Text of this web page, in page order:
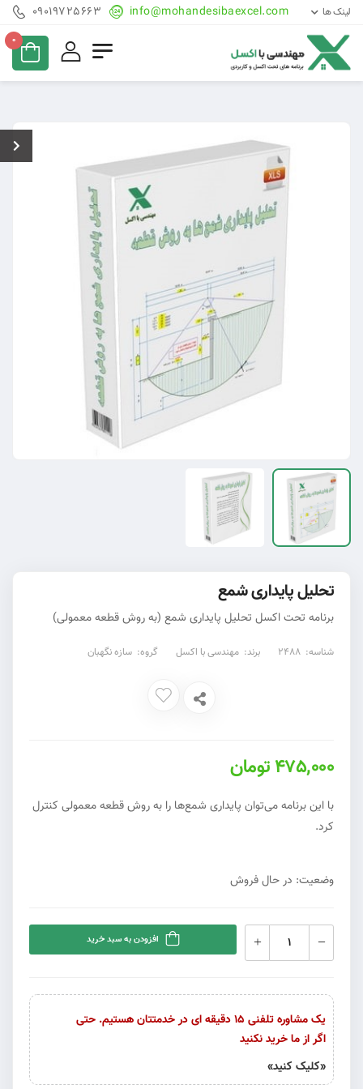
لینک ها 09019725663 info@mohandesibaexcel.com
0
تحلیل پایداری شمع
برنامه تحت اکسل تحلیل پایداری شمع (به روش قطعه معمولی)
شناسه: 2488 برند: مهندسی با اکسل گروه: سازه نگهبان
475,000 تومان
با این برنامه می‌توان پایداری شمع‌ها را به روش قطعه معمولی کنترل
کرد.
وضعیت: در حال فروش
افزودن به سبد خرید
یک مشاوره تلفنی 15 دقیقه ای در خدمتتان هستیم. حتی
اگر از ما خرید نکنید
«کلیک کنید»